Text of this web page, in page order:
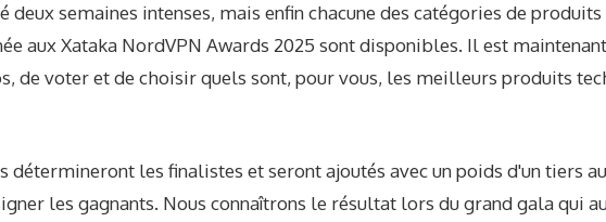
deux semaines intenses, mais enfin chacune des catégories de
aux Xataka NordVPN Awards 2025 sont disponibles. Il est
de voter et de choisir quels sont, pour vous, les meilleurs produits
détermineront les finalistes et seront ajoutés avec un poids d'un tiers
les gagnants. Nous connaîtrons le résultat lors du grand gala qui